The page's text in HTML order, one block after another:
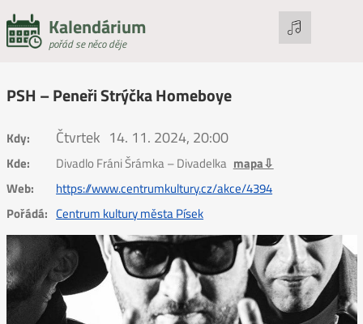
Kalendárium
pořád se něco děje
PSH – Peneři Strýčka Homeboye
Kdy: Čtvrtek 14. 11. 2024, 20:00
Kde: Divadlo Fráni Šrámka – Divadelka mapa⇩
Web:
https://www.centrumkultury.cz/akce/4394
Pořádá: Centrum kultury města Písek